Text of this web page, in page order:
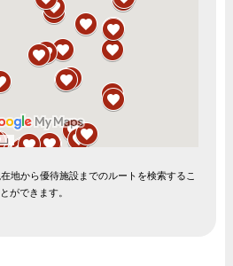
地から優待施設までのルートを検索するこ
とができます。